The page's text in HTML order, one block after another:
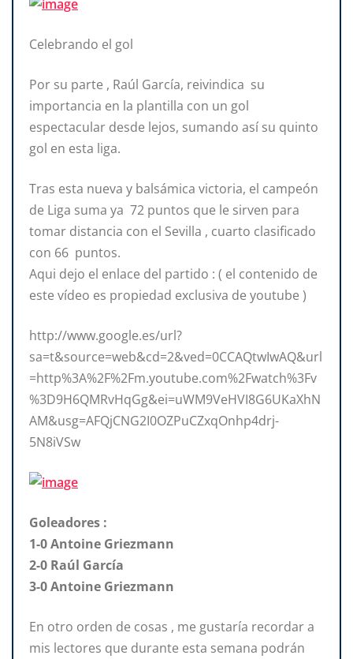
Celebrando el gol
Por su parte , Raúl García, reivindica su
importancia en la plantilla con un gol
espectacular desde lejos, sumando así su quinto
gol en esta liga.
Tras esta nueva y balsámica victoria, el campeón
de Liga suma ya 72 puntos que le sirven para
tomar distancia con el Sevilla , cuarto clasificado
con 66 puntos.
Aqui dejo el enlace del partido : ( el contenido de
este vídeo es propiedad exclusiva de youtube )
http://www.google.es/url?
sa=t&source=web&cd=2&ved=0CCAQtwIwAQ&url
=http%3A%2F%2Fm.youtube.com%2Fwatch%3Fv
%3D9H6QMRvHqGg&ei=uWM9VeHVI8G6UKaXhN
AM&usg=AFQjCNG2I0OZPuCZxqOnhp4drj-
5N8iVSw
Goleadores :
1-0 Antoine Griezmann
2-0 Raúl García
3-0 Antoine Griezmann
En otro orden de cosas , me gustaría recordar a
mis lectores que durante esta semana podrán